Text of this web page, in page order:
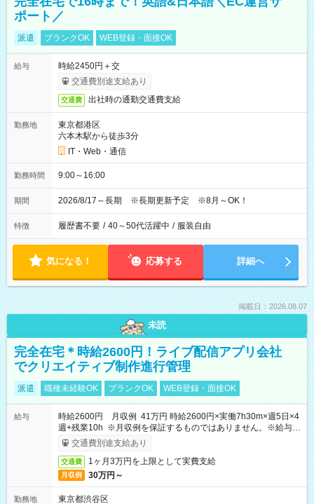
ポート／
派遣 ブランクOK WEB登録・面接OK
給与
時給2450円＋交
交通費別途支給あり
交通費 出社時の通勤交通費支給
勤務地
東京都港区
六本木駅から徒歩3分
IT・Web・通信
勤務時間 9:00～16:00
期間 2026/8/17～長期 ※長期更新予定 ※8月～OK！
特徴 履歴書不要 / 40～50代活躍中 / 服装自由
気になる！ 応募する 詳細へ
掲載日：2026.08.07
未読
完全在宅＊時給2600円！ライブ配信アプリ会社
でクリエイティブ制作進行管理
派遣 職種未経験OK ブランクOK WEB登録・面接OK
給与
時給2600円 月収例 41万円 時給2600円×実働7h30m×週5日×4
週+残業10h ※月収例を保証するものではありません。※給与即
受取りサービス利用可（利用条件有）
交通費別途支給あり
交通費 1ヶ月3万円を上限として実費支給
月収例 30万円～
勤務地 東京都渋谷区